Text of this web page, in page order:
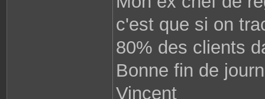
c'est que si on
80% des clients
Bonne fin de
Vincent